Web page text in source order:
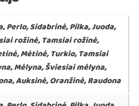
Perlo, Sidabrinė, Pilka, Juoda,
rožinė, Tamsiai rožinė,
Mėtinė, Turkio, Tamsiai
Mėlyna, Šviesiai mėlyna,
Auksinė, Oranžinė, Raudona